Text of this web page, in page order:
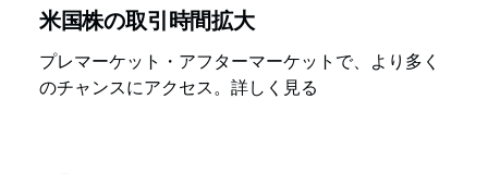
米国株の取引時間拡大
プレマーケット・アフターマーケットで、より多く
のチャンスにアクセス。詳しく見る